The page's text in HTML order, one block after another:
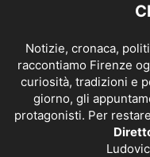
Notizie, cronaca,
raccontiamo Firenze
curiosità, tradizioni e
giorno, gli
protagonisti. Per